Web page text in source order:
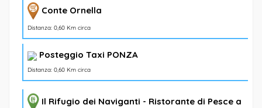
Conte Ornella
Distanza: 0,60 Km circa
Posteggio Taxi PONZA
Distanza: 0,60 Km circa
Il Rifugio dei Naviganti - Ristorante di Pesce a